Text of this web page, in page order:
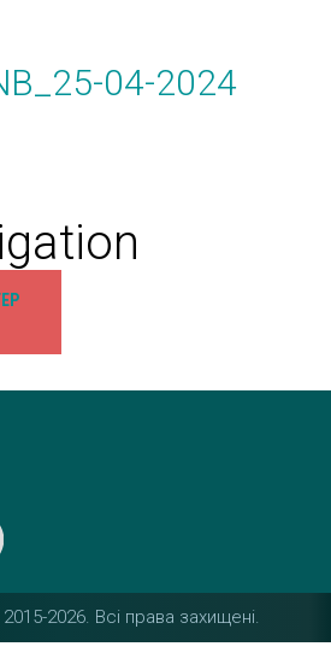
04-2024
2026. Вcі права захищені.